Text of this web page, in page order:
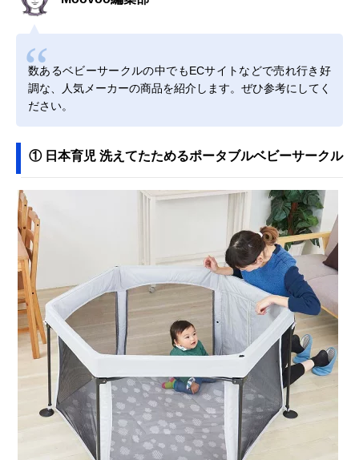
数あるベビーサークルの中でもECサイトなどで売れ行き好
調な、人気メーカーの商品を紹介します。ぜひ参考にしてく
ださい。
① 日本育児 洗えてたためるポータブルベビーサークル